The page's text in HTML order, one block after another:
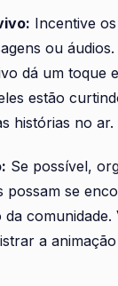
Incentive
ou áudios.
dá um toque
estão
histórias no ar.
Se possível,
possam se
a